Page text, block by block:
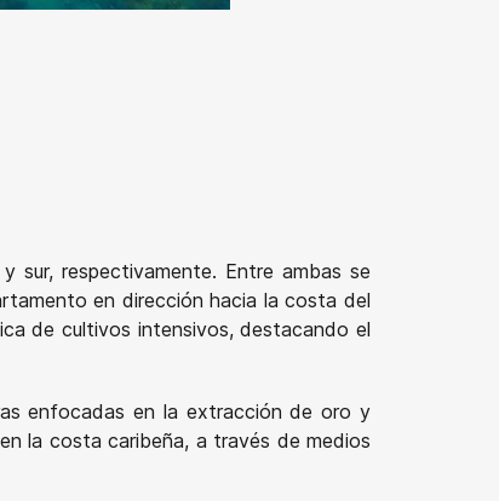
sur, respectivamente. Entre ambas se
en dirección hacia la costa del
de cultivos intensivos, destacando el
enfocadas en la extracción de oro y
la costa caribeña, a través de medios